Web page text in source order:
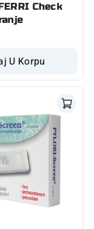
Check
U Korpu